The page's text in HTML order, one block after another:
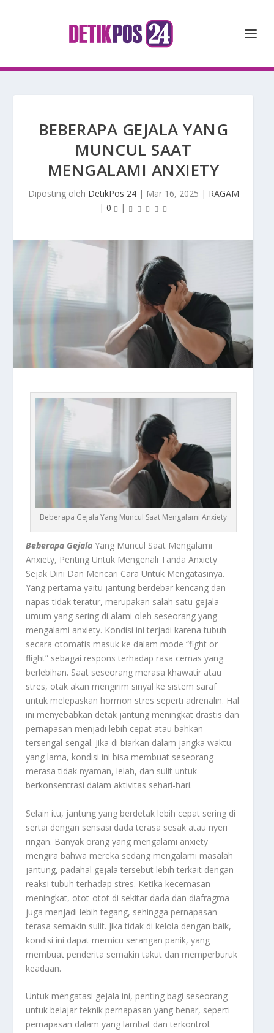
BEBERAPA GEJALA YANG
MUNCUL SAAT
MENGALAMI ANXIETY
Diposting oleh DetikPos 24| Mar 16, 2025 | RAGAM
| 0 |
Beberapa Gejala Yang Muncul Saat Mengalami Anxiety
Beberapa Gejala Yang Muncul Saat Mengalami
Anxiety, Penting Untuk Mengenali Tanda Anxiety
Sejak Dini Dan Mencari Cara Untuk Mengatasinya.
Yang pertama yaitu jantung berdebar kencang dan
napas tidak teratur, merupakan salah satu gejala
umum yang sering di alami oleh seseorang yang
mengalami anxiety. Kondisi ini terjadi karena tubuh
secara otomatis masuk ke dalam mode “fight or
flight” sebagai respons terhadap rasa cemas yang
berlebihan. Saat seseorang merasa khawatir atau
stres, otak akan mengirim sinyal ke sistem saraf
untuk melepaskan hormon stres seperti adrenalin. Hal
ini menyebabkan detak jantung meningkat drastis dan
pernapasan menjadi lebih cepat atau bahkan
tersengal-sengal. Jika di biarkan dalam jangka waktu
yang lama, kondisi ini bisa membuat seseorang
merasa tidak nyaman, lelah, dan sulit untuk
berkonsentrasi dalam aktivitas sehari-hari.
Selain itu, jantung yang berdetak lebih cepat sering di
sertai dengan sensasi dada terasa sesak atau nyeri
ringan. Banyak orang yang mengalami anxiety
mengira bahwa mereka sedang mengalami masalah
jantung, padahal gejala tersebut lebih terkait dengan
reaksi tubuh terhadap stres. Ketika kecemasan
meningkat, otot-otot di sekitar dada dan diafragma
juga menjadi lebih tegang, sehingga pernapasan
terasa semakin sulit. Jika tidak di kelola dengan baik,
kondisi ini dapat memicu serangan panik, yang
membuat penderita semakin takut dan memperburuk
keadaan.
Untuk mengatasi gejala ini, penting bagi seseorang
untuk belajar teknik pernapasan yang benar, seperti
pernapasan dalam yang lambat dan terkontrol.